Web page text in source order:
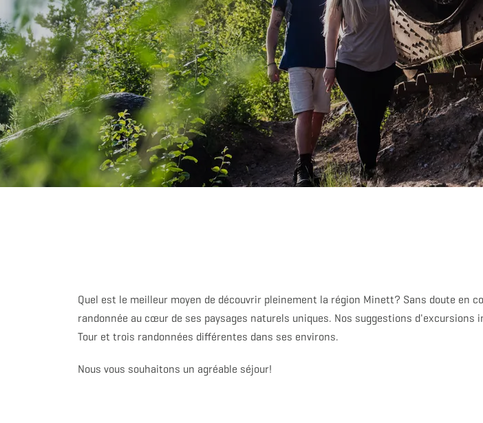
Quel est le meilleur moyen de découvrir pleinement la région Minett? Sans doute en
randonnée au cœur de ses paysages naturels uniques. Nos suggestions
Tour et trois randonnées différentes dans ses environs.
Nous vous souhaitons un agréable séjour!